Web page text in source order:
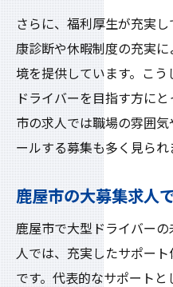
さらに、福利厚生が充実
康診断や休暇制度の充実
境を提供しています。こ
ドライバーを目指す方に
市の求人では職場の雰囲
ールする募集も多く見られ
鹿屋市の大募集求人
鹿屋市で大型ドライバー
人では、充実したサポー
です。代表的なサポート